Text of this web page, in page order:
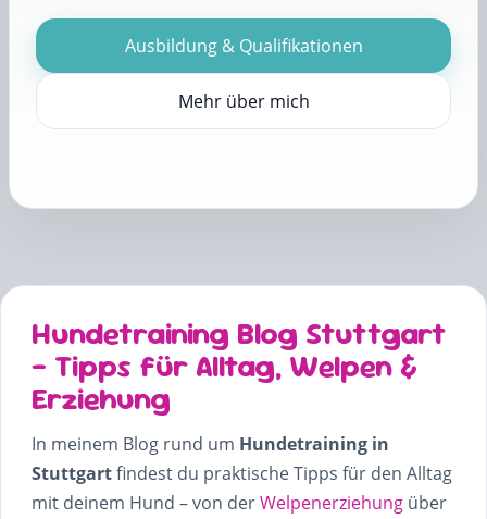
Ausbildung & Qualifikationen
Mehr über mich
Hundetraining Blog Stuttgart
– Tipps für Alltag, Welpen &
Erziehung
In meinem Blog rund um Hundetraining in
Stuttgartfindest du praktische Tipps für den Alltag
mit deinem Hund – von derWelpenerziehung über